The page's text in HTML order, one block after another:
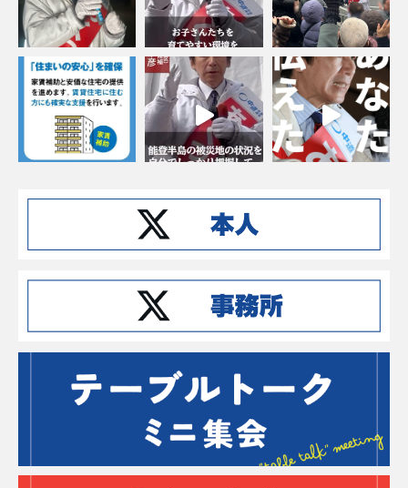
Instagramでフォローする